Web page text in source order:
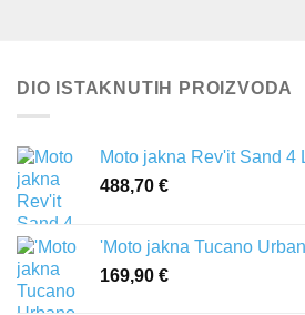
DIO ISTAKNUTIH PROIZVODA
Moto jakna Rev'it Sand 4
488,70 €
'Moto jakna Tucano
169,90 €